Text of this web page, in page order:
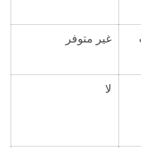
غير متوفر
لا